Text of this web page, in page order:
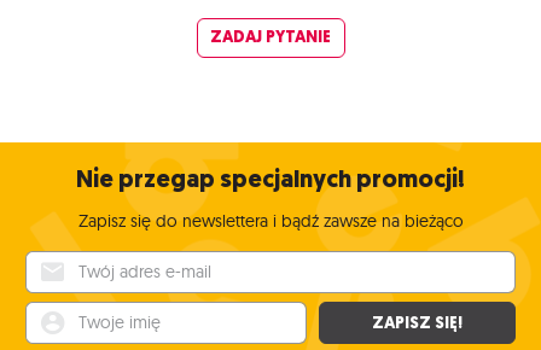
ZADAJ PYTANIE
Nie przegap specjalnych promocji!
Zapisz się do newslettera i bądź zawsze na bieżąco
ZAPISZ SIĘ!